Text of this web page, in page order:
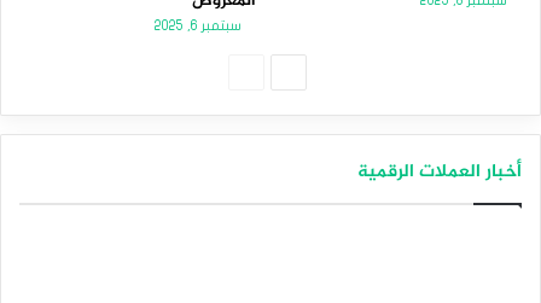
سبتمبر 6, 2025
أخبار العملات الرقمية